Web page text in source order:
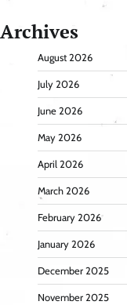
Archives
August 2026
July 2026
June 2026
May 2026
April 2026
March 2026
February 2026
January 2026
December 2025
November 2025